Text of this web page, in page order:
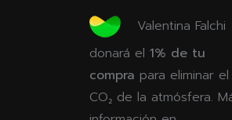
Valentina Falchi
donará el 1% de tu
compra para eliminar el
CO₂ de la atmósfera.